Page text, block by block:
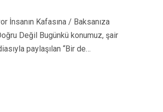
İnsanın Kafasına / Baksanıza
Değil Bugünkü konumuz, şair
paylaşılan “Bir de…